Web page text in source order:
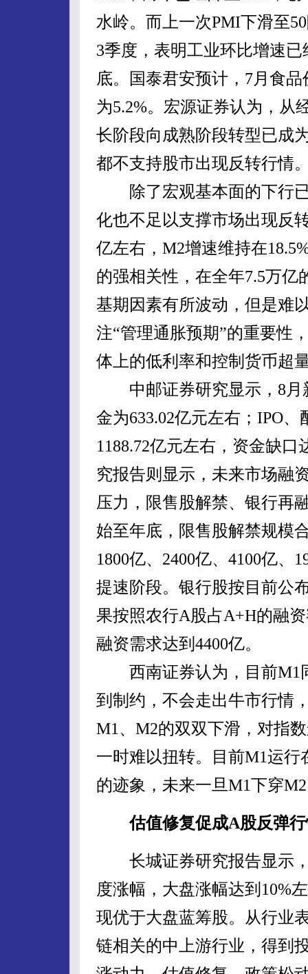
水岭。而上一次PMI下滑至
3季度，表明工业环比增速
底。国泰君安预计，7月食
为5.2%。宏源证券认为，从
长阶段向成熟阶段转型已成
都不支持股市出现反转行情
除了宏观基本面的下行已
化也不足以支撑市场出现反
亿左右，M2增速维持在
的强相关性，在全年7.5万
基期因素有所波动，但是难
注“管理通胀预期”的重要性
体上的低利率和控制货币超
中邮证券研究显示，8月
金为633.02亿元左右；IPO
1188.72亿元左右，资金缺
究报告则显示，未来市场融
压力，限售股解禁、银行再
始至年底，限售股解禁规模
1800亿、2400亿、4100亿、
提速阶段。银行股按目前公
果按照农行A股占A+H的融
融资需求达到4400亿。
西南证券认为，目前M1
到制约，不会走出牛市行情
M1、M2的双双下滑，对指
一时难以扭转。目前M1运
的迹象，未来一旦M1下穿
估值修复促成A股反弹
长城证券研究报告显示，
度涨幅，大盘涨幅达到10%
现优于大盘蓝筹股。从行业
链相关的中上游行业，得到